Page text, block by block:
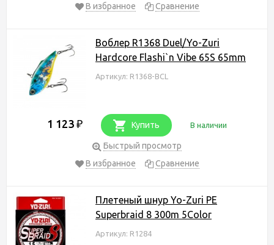
В избранное
Сравнение
Воблер R1368 Duel/Yo-Zuri
Hardcore Flashi`n Vibe 65S 65mm
Артикул: R1368-BCL
1 123 ₽ Купить В наличии
Быстрый просмотр
В избранное
Сравнение
Плетеный шнур Yo-Zuri PE
Superbraid 8 300m 5Color
Артикул: R1284